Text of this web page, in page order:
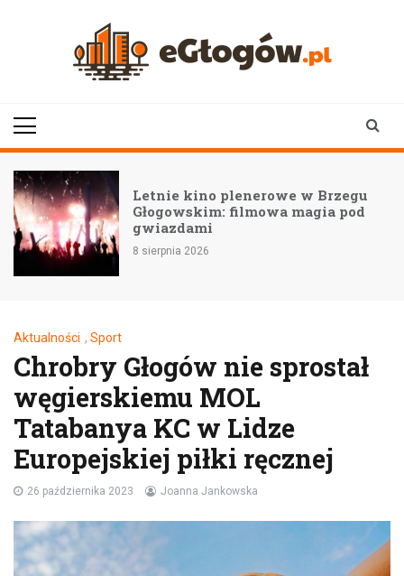
Letnie kino plenerowe w Brzegu
Głogowskim: filmowa magia pod
gwiazdami
8 sierpnia 2026
Aktualności , Sport
Chrobry Głogów nie sprostał
węgierskiemu MOL
Tatabanya KC w Lidze
Europejskiej piłki ręcznej
26 października 2023 Joanna Jankowska